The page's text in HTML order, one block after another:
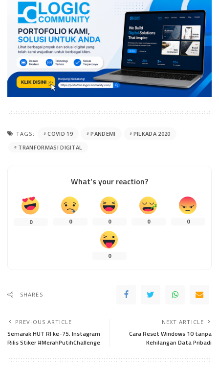
TAGS: COVID 19 PANDEMI
PILKADA 2020
TRANFORMASI DIGITAL
What’s your reaction?
0 0 0 0 0
0
SHARES
PREVIOUS ARTICLE
Semarak HUT RI ke-75, Instagram
Rilis Stiker #MerahPutihChallenge
NEXT ARTICLE
Cara Reset Windows 10 tanpa
Kehilangan Data Pribadi